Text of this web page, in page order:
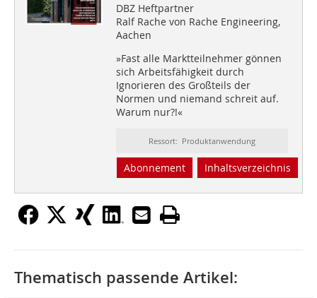
DBZ Heftpartner
Ralf Rache von Rache Engineering,
Aachen
»Fast alle Marktteilnehmer gönnen
sich Arbeitsfähigkeit durch
Ignorieren des Großteils der
Normen und niemand schreit auf.
Warum nur?!«
Ressort: Produktanwendung
Abonnement Inhaltsverzeichnis
Thematisch passende Artikel: